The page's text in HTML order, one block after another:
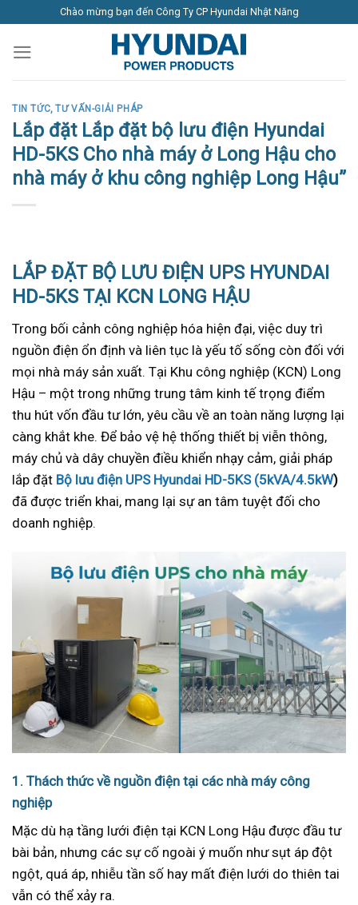
content
Chào mừng bạn đến Công Ty CP Hyundai Nhật Năng
TIN TỨC,TƯ VẤN-GIẢI PHÁP
Lắp đặt Lắp đặt bộ lưu điện Hyundai
HD-5KS Cho nhà máy ở Long Hậu cho
nhà máy ở khu công nghiệp Long Hậu”
LẮP ĐẶT BỘ LƯU ĐIỆN UPS HYUNDAI
HD-5KS TẠI KCN LONG HẬU
Trong bối cảnh công nghiệp hóa hiện đại, việc duy trì
nguồn điện ổn định và liên tục là yếu tố sống còn đối với
mọi nhà máy sản xuất. Tại Khu công nghiệp (KCN) Long
Hậu – một trong những trung tâm kinh tế trọng điểm
thu hút vốn đầu tư lớn, yêu cầu về an toàn năng lượng lại
càng khắt khe. Để bảo vệ hệ thống thiết bị viễn thông,
máy chủ và dây chuyền điều khiển nhạy cảm, giải pháp
lắp đặt Bộ lưu điện UPS Hyundai HD-5KS (5kVA/4.5kW)
đã được triển khai, mang lại sự an tâm tuyệt đối cho
doanh nghiệp.
1. Thách thức về nguồn điện tại các nhà máy công
nghiệp
Mặc dù hạ tầng lưới điện tại KCN Long Hậu được đầu tư
bài bản, nhưng các sự cố ngoài ý muốn như sụt áp đột
ngột, quá áp, nhiễu tần số hay mất điện lưới do thiên tai
vẫn có thể xảy ra.